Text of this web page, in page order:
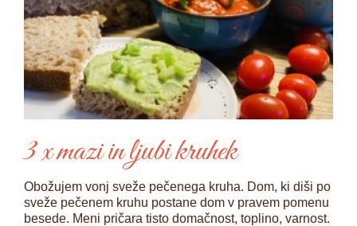
3 x mazi in ljubi kruhek
Obožujem vonj sveže pečenega kruha. Dom, ki diši po
sveže pečenem kruhu postane dom v pravem pomenu
besede. Meni pričara tisto domačnost, toplino, varnost.